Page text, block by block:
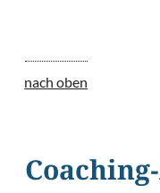
nach oben